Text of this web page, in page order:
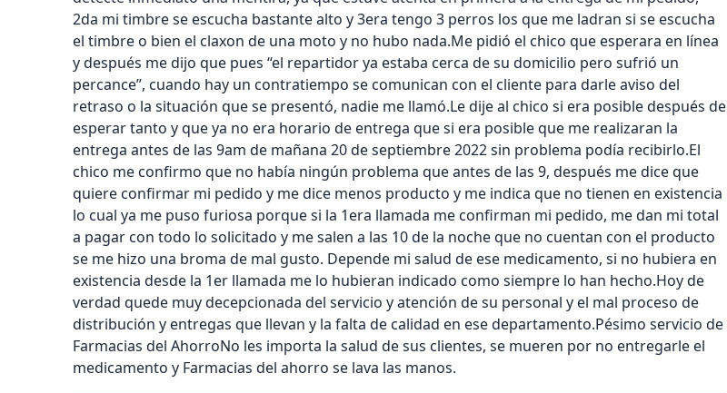
2da mi timbre se escucha bastante alto y 3era tengo 3 perros los que me ladran si se escucha
el timbre o bien el claxon de una moto y no hubo nada.Me pidió el chico que esperara en línea
y después me dijo que pues “el repartidor ya estaba cerca de su domicilio pero sufrió un
percance”, cuando hay un contratiempo se comunican con el cliente para darle aviso del
retraso o la situación que se presentó, nadie me llamó.Le dije al chico si era posible después de
esperar tanto y que ya no era horario de entrega que si era posible que me realizaran la
entrega antes de las 9am de mañana 20 de septiembre 2022 sin problema podía recibirlo.El
chico me confirmo que no había ningún problema que antes de las 9, después me dice que
quiere confirmar mi pedido y me dice menos producto y me indica que no tienen en existencia
lo cual ya me puso furiosa porque si la 1era llamada me confirman mi pedido, me dan mi total
a pagar con todo lo solicitado y me salen a las 10 de la noche que no cuentan con el producto
se me hizo una broma de mal gusto. Depende mi salud de ese medicamento, si no hubiera en
existencia desde la 1er llamada me lo hubieran indicado como siempre lo han hecho.Hoy de
verdad quede muy decepcionada del servicio y atención de su personal y el mal proceso de
distribución y entregas que llevan y la falta de calidad en ese departamento.Pésimo servicio de
Farmacias del AhorroNo les importa la salud de sus clientes, se mueren por no entregarle el
medicamento y Farmacias del ahorro se lava las manos.